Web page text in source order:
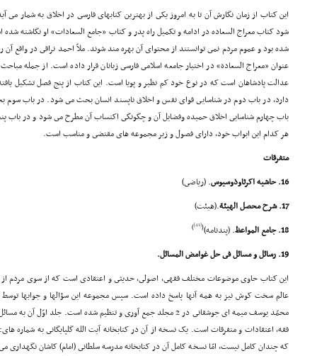
این کتاب از زمان نگارش آن تا به امروز یکى از بهترین کتابهاى فارسى در اخلاق به شمار
شود کتاب معراج السعاده در ادامه و تکمیل راه پدر و کتاب «جامع السعادات» او نگاشته
شده بود و عموم مردم نمى توانستند از محتواى آن بهره مند شوند. ملاّ احمد نراقى در واقع
عنوان «معراج السعادة» در اختیار جامعه اسلامى فارسى زبانان قرار داده است. از جمله
عدالت پادشاهان است که در نوع خود کم نظیر و پویا است. این کتاب از پنج فصل تشکیل
دارد، در باب دوم در شناسایى قواى نفس و اخلاق ناپسند انسان بحث مى شود. در باب سوم
باب چهارم شناسایى اخلاق حمیده وفضایل آن و چگونگى اکتساب آن مطرح مى شود و در باب
هر کدام این ابواب خود، داراى فصول و زیر مجموعه هاى مقتضى و مناسب است.
متفرقات
16. حاشیه اکرثاوذوسیوس
. (ریاضى)
17. شرح محصل الهیئة
.(هیئت)
18. جامع المواعظ
. (پندنامه)(
[41]
)
19. رسائل و مسائل فى حل غوامض المسائل.
این کتاب حاوى موضوعات مختلف فقهى، اصولى، حدیثى و اعتقادى است که از سوى مردم
عالم سخت کوش نیز به همه آنها پاسخ داده است. سپس مجموعه این سؤالها و جوابها توسط
محمّد یوسف میمه اى جوشقانى در 2 مجلد جمع آورى و تنظیم شده است.
که چندان کامل نیست، امّا نسخه کامل آن در کتابخانه مدرسه سلطانى (امام) کاشان